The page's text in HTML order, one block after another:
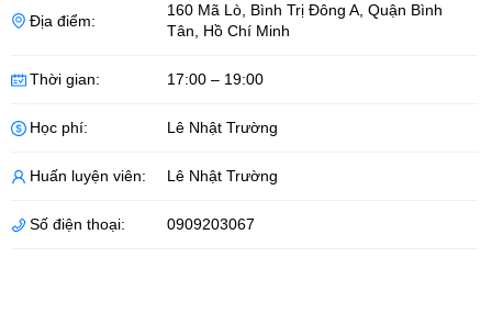
Địa điểm:
160 Mã Lò, Bình Trị Đông A, Quận Bình
Tân
Hồ Chí Minh
Thời gian: 17:00 – 19:00
Học phí: Lê Nhật Trường
Huấn luyện viên: Lê Nhật Trường
Số điện thoại: 0909203067